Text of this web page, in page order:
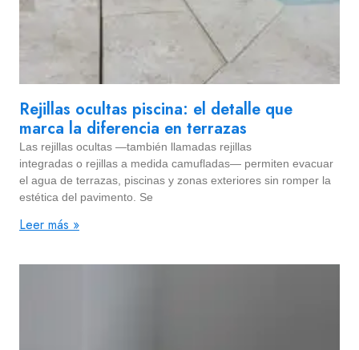
Rejillas ocultas piscina: el detalle que
marca la diferencia en terrazas
Las rejillas ocultas —también llamadas rejillas
integradas o rejillas a medida camufladas— permiten evacuar
el agua de terrazas, piscinas y zonas exteriores sin romper la
estética del pavimento. Se
Leer más »